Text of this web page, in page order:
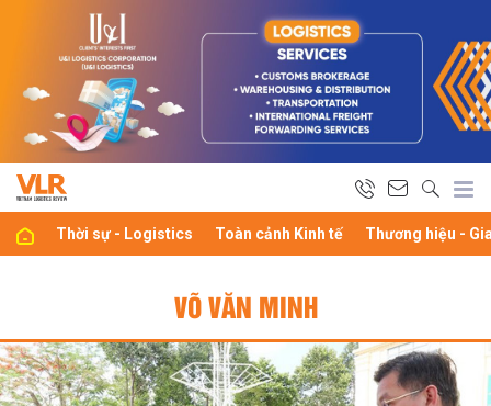
Thời sự - Logistics Toàn cảnh Kinh tế Thương hiệu -
VÕ VĂN MINH